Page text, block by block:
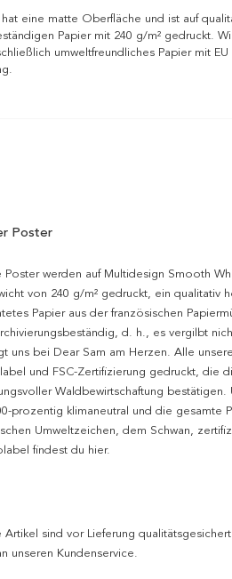
hat eine matte Oberfläche und ist auf
Papier mit 240 g/m² gedruckt.
umweltfreundliches Papier mit
Poster
Poster werden auf Multidesign Smooth
von 240 g/m² gedruckt, ein qualitativ
Papier aus der französischen
d. h., es vergilbt
uns bei Dear Sam am Herzen. Alle
und FSC-Zertifizierung gedruckt, die
Waldbewirtschaftung bestätigen.
prozentig klimaneutral und die gesamte
Umweltzeichen, dem Schwan,
findest du hier.
Artikel sind vor Lieferung
unseren Kundenservice.